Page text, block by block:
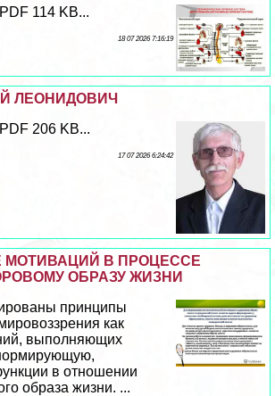
114 KB...
18 07 2026 7:16:19
ЛЕОНИДОВИЧ
206 KB...
17 07 2026 6:24:42
В ПРОЦЕССЕ
ОБРАЗУ ЖИЗНИ
принципы
как
выполняющих
в отношении
образа жизни. ...